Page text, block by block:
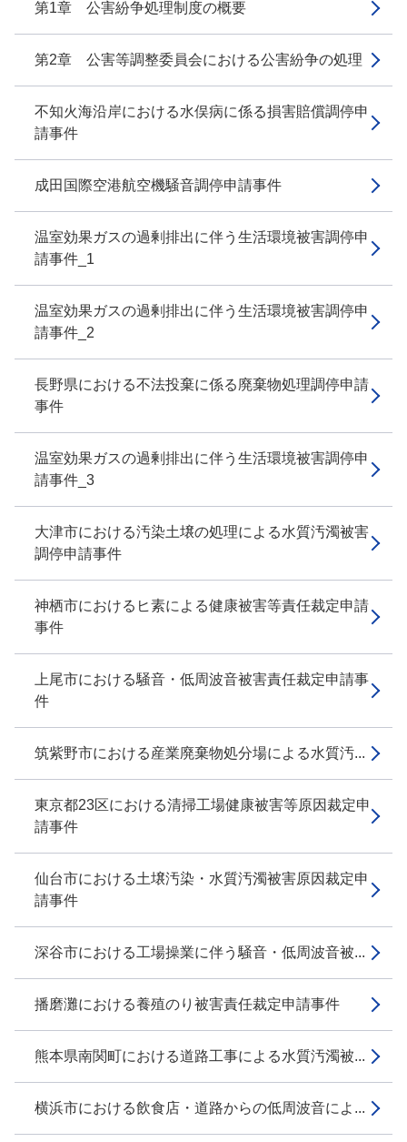
第1章 公害紛争処理制度の概要
第2章 公害等調整委員会における公害紛争の処理
不知火海沿岸における水俣病に係る損害賠償調停申
請事件
成田国際空港航空機騒音調停申請事件
温室効果ガスの過剰排出に伴う生活環境被害調停申
請事件_1
温室効果ガスの過剰排出に伴う生活環境被害調停申
請事件_2
長野県における不法投棄に係る廃棄物処理調停申請
事件
温室効果ガスの過剰排出に伴う生活環境被害調停申
請事件_3
大津市における汚染土壌の処理による水質汚濁被害
調停申請事件
神栖市におけるヒ素による健康被害等責任裁定申請
事件
上尾市における騒音・低周波音被害責任裁定申請事
件
筑紫野市における産業廃棄物処分場による水質汚...
東京都23区における清掃工場健康被害等原因裁定申
請事件
仙台市における土壌汚染・水質汚濁被害原因裁定申
請事件
深谷市における工場操業に伴う騒音・低周波音被...
播磨灘における養殖のり被害責任裁定申請事件
熊本県南関町における道路工事による水質汚濁被...
横浜市における飲食店・道路からの低周波音によ...